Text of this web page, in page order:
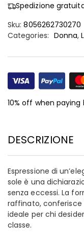
Spedizione
Sku: 8056262730270
Categories: Donna,
10% off when
DESCRIZIONE
Espressione di
sole è una
senza eccessi. La
raffinato, conferisce
ideale per chi
classe.